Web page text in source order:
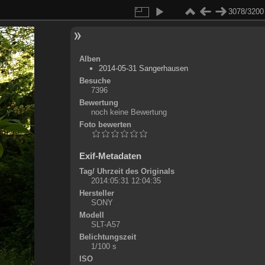
3078/3200
Alben
2014-05-31 Sangerhausen
Besuche
7396
Bewertung
noch keine Bewertung
Foto bewerten
Exif-Metadaten
Tag/ Uhrzeit des Originals
2014:05:31 12:04:35
Hersteller
SONY
Modell
SLT-A57
Belichtungszeit
1/100 s
ISO